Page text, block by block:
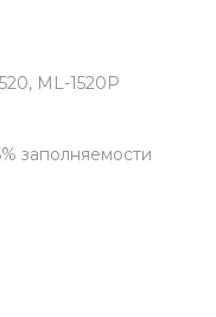
ML-1520P
заполняемости